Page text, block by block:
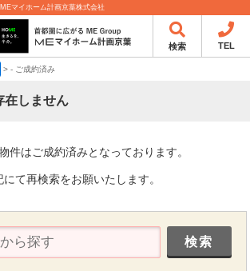
マイホーム計画京葉株式会社
検索 TEL
>- ご成約済み
在しません
件はご成約済みとなっております。
にて再検索をお願いたします。